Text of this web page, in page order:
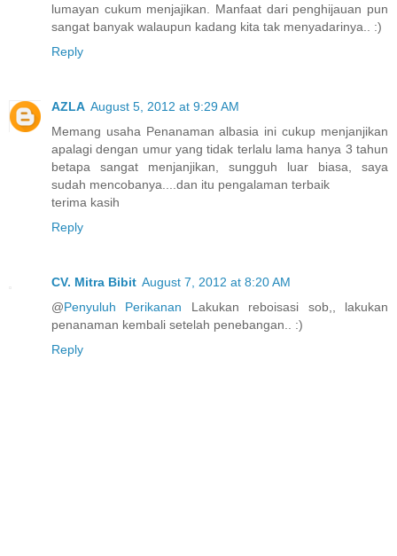
lumayan cukum menjajikan. Manfaat dari penghijauan pun
sangat banyak walaupun kadang kita tak menyadarinya.. :)
Reply
AZLA August 5, 2012 at 9:29 AM
Memang usaha Penanaman albasia ini cukup menjanjikan
apalagi dengan umur yang tidak terlalu lama hanya 3 tahun
betapa sangat menjanjikan, sungguh luar biasa, saya
sudah mencobanya....dan itu pengalaman terbaik
terima kasih
Reply
CV. Mitra Bibit August 7, 2012 at 8:20 AM
@Penyuluh Perikanan Lakukan reboisasi sob,, lakukan
penanaman kembali setelah penebangan.. :)
Reply